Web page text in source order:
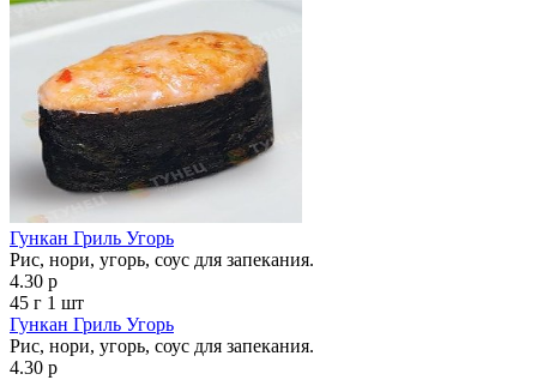
Гункан Гриль Угорь
Рис, нори, угорь, соус для запекания.
4.30 р
45 г 1 шт
Гункан Гриль Угорь
Рис, нори, угорь, соус для запекания.
4.30 р